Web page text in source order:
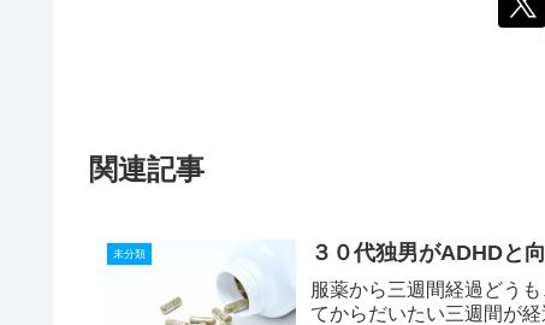
関連記事
未分類 ３０代独男がADHDと
服薬から三週間経過どう
てからだいたい三週間が